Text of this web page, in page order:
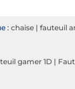
: chaise | fauteuil
gamer 1D |